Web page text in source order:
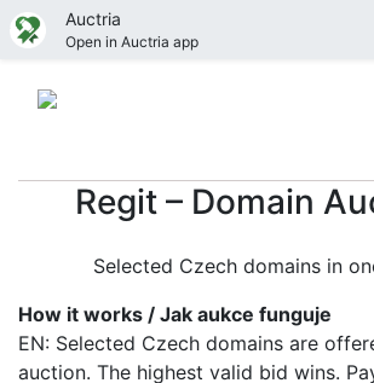
Auctria
Open in Auctria app
Regit – Domain
Selected Czech domains in
How it works / Jak aukce funguje
EN: Selected Czech domains are
auction. The highest valid bid wins.